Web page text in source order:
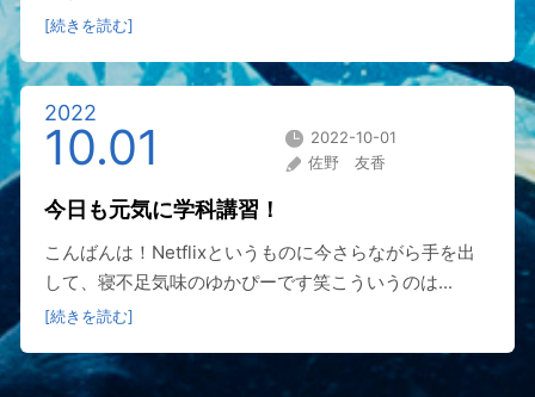
[続きを読む]
2022
10.01
2022-10-01
佐野 友香
今日も元気に学科講習！
こんばんは！Netflixというものに今さらながら手を出
して、寝不足気味のゆかぴーです笑こういうのは...
[続きを読む]